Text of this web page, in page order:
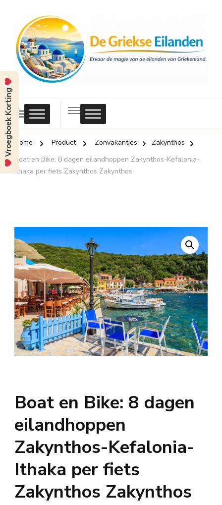
Griekse
Eilanden
Home Product Zonvakanties
Zakynthos
Boat en Bike: 8 dagen eilandhoppen Zakynthos-Kefalonia-
Ithaka per fiets Zakynthos Zakynthos
Boat en Bike: 8 dagen
eilandhoppen
Zakynthos-Kefalonia-
Ithaka per fiets
Zakynthos Zakynthos
Vroegboek Korting